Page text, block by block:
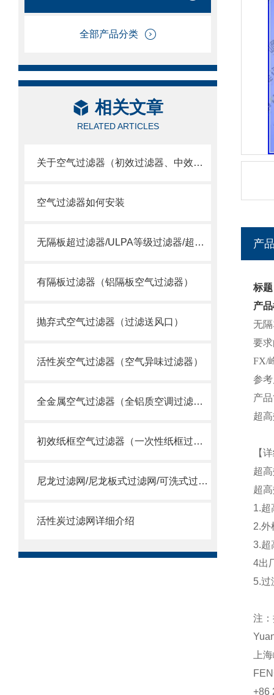
全部产品分类
相关文章
RELATED ARTICLES
关于空气过滤器（初效过滤器、中效过滤器、空气过滤器）选用
空气过滤器如何安装
无隔板超过滤器/ULPA等级过滤器/超空气过滤器
有隔板过滤器（铝隔板空气过滤器）
抛弃式空气过滤器（过滤送风口）
活性炭空气过滤器（空气异味过滤器）
全金属空气过滤器（全铝质空调过滤网）
初效纸框空气过滤器（一次性纸框过滤网）
尼龙过滤网/尼龙板式过滤网/可洗式过滤网
活性炭过滤网详细介绍
产
标
产
无
要
FX/
参
产
超
【
超
超
1.超
2.外
3.超
4出
5.过
注
上
+86